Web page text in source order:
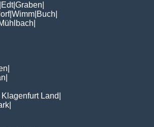
Edt|Graben
|Wimm Buch
Land